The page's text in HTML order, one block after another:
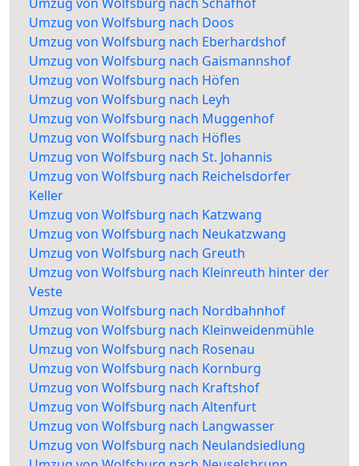
Umzug von Wolfsburg nach Doos
Umzug von Wolfsburg nach Eberhardshof
Umzug von Wolfsburg nach Gaismannshof
Umzug von Wolfsburg nach Höfen
Umzug von Wolfsburg nach Leyh
Umzug von Wolfsburg nach Muggenhof
Umzug von Wolfsburg nach Höfles
Umzug von Wolfsburg nach St. Johannis
Umzug von Wolfsburg nach Reichelsdorfer
Keller
Umzug von Wolfsburg nach Katzwang
Umzug von Wolfsburg nach Neukatzwang
Umzug von Wolfsburg nach Greuth
Umzug von Wolfsburg nach Kleinreuth hinter der
Veste
Umzug von Wolfsburg nach Nordbahnhof
Umzug von Wolfsburg nach Kleinweidenmühle
Umzug von Wolfsburg nach Rosenau
Umzug von Wolfsburg nach Kornburg
Umzug von Wolfsburg nach Kraftshof
Umzug von Wolfsburg nach Altenfurt
Umzug von Wolfsburg nach Langwasser
Umzug von Wolfsburg nach Neulandsiedlung